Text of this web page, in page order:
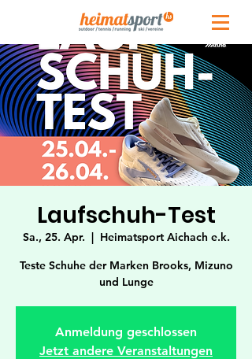
Laufschuh-Test
Sa., 25. Apr.
  |
Heimatsport Aichach e.k.
Teste Schuhe der Marken Brooks, Mizuno
und Lunge
Anmeldung geschlossen
Jetzt andere Veranstaltungen